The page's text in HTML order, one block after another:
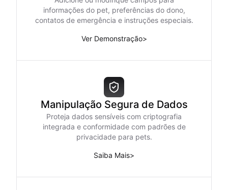
informações do pet, preferências do dono,
contatos de emergência e instruções especiais.
Ver Demonstração>
Manipulação Segura de Dados
Proteja dados sensíveis com criptografia
integrada e conformidade com padrões de
privacidade para pets.
Saiba Mais>